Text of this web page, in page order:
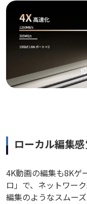
ローカル編集
4K動画の編集も8Kゲ
ロ」で、ネットワー
編集のようなスムーズ